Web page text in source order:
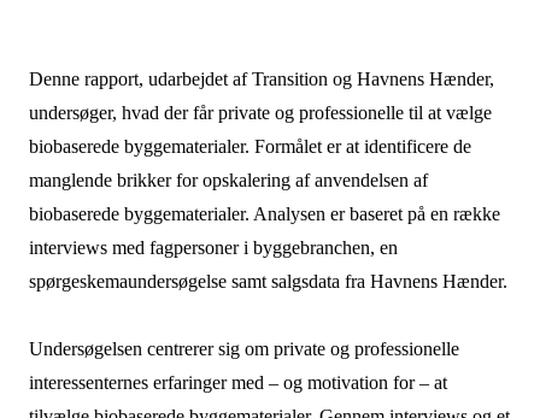
Denne rapport, udarbejdet af Transition og Havnens Hænder,
undersøger, hvad der får private og professionelle til at vælge
biobaserede byggematerialer. Formålet er at identificere de
manglende brikker for opskalering af anvendelsen af
biobaserede byggematerialer. Analysen er baseret på en række
interviews med fagpersoner i byggebranchen, en
spørgeskemaundersøgelse samt salgsdata fra Havnens Hænder.
Undersøgelsen centrerer sig om private og professionelle
interessenternes erfaringer med – og motivation for – at